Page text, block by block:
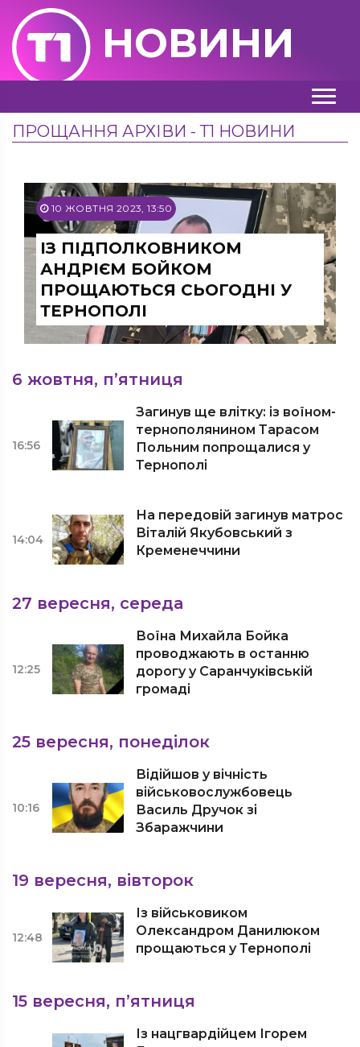
НОВИНИ
ПРОЩАННЯ АРХІВИ - Т1 НОВИНИ
10 ЖОВТНЯ 2023, 13:50
ІЗ ПІДПОЛКОВНИКОМ
АНДРІЄМ БОЙКОМ
ПРОЩАЮТЬСЯ СЬОГОДНІ У
ТЕРНОПОЛІ
6 жовтня, п’ятниця
16:56
Загинув ще влітку: із воїном-
тернополянином Тарасом
Польним попрощалися у
Тернополі
14:04
На передовій загинув матрос
Віталій Якубовський з
Кременеччини
27 вересня, середа
12:25
Воїна Михайла Бойка
проводжають в останню
дорогу у Саранчуківській
громаді
25 вересня, понеділок
10:16
Відійшов у вічність
військовослужбовець
Василь Дручок зі
Збаражчини
19 вересня, вівторок
12:48
Із військовиком
Олександром Данилюком
прощаються у Тернополі
15 вересня, п’ятниця
Із нацгвардійцем Ігорем